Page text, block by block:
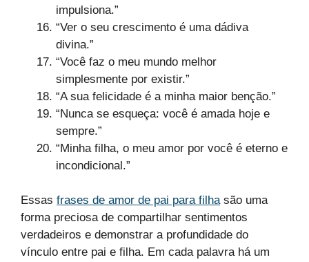
impulsiona.”
“Ver o seu crescimento é uma dádiva
divina.”
“Você faz o meu mundo melhor
simplesmente por existir.”
“A sua felicidade é a minha maior benção.”
“Nunca se esqueça: você é amada hoje e
sempre.”
“Minha filha, o meu amor por você é eterno e
incondicional.”
Essas frases de amor de pai para filhasão uma
forma preciosa de compartilhar sentimentos
verdadeiros e demonstrar a profundidade do
vínculo entre pai e filha. Em cada palavra há um